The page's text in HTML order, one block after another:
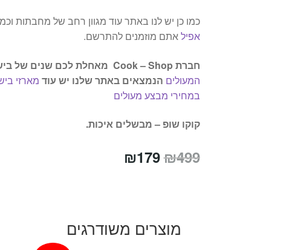
כמו כן יש לנו באתר עוד מגוון רחב של מחבתות
אפילאתם מוזמנים להתרשם.
חברת Cook – Shop מאחלת לכם שנים של
המעולים הנמצאים באתר שלנו יש עוד מארזי
במחירי מבצע מעולים
קוקו שופ – מבשלים איכות.
₪499
המחיר
₪499.
₪179
₪179.
מוצרים משודרגים